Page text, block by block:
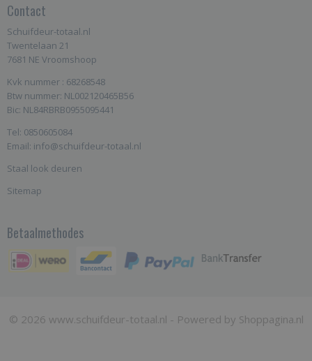
Contact
Schuifdeur-totaal.nl
Twentelaan 21
7681 NE Vroomshoop
Kvk nummer : 68268548
Btw nummer: NL002120465B56
Bic: NL84RBRB0955095441
Tel: 0850605084
Email: info@schuifdeur-totaal.nl
Staal look deuren
Sitemap
Betaalmethodes
© 2026 www.schuifdeur-totaal.nl - Powered by Shoppagina.nl